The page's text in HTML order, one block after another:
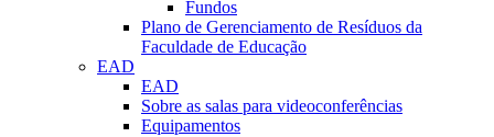
Fundos
Plano de Gerenciamento de Resíduos da
Faculdade de Educação
EAD
EAD
Sobre as salas para videoconferências
Equipamentos